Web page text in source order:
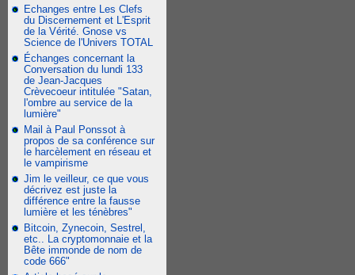
Echanges entre Les Clefs
du Discernement et L'Esprit
de la Vérité. Gnose vs
Science de l'Univers TOTAL
Échanges concernant la
Conversation du lundi 133
de Jean-Jacques
Crèvecoeur intitulée "Satan,
l'ombre au service de la
lumière"
Mail à Paul Ponssot à
propos de sa conférence sur
le harcèlement en réseau et
le vampirisme
Jim le veilleur, ce que vous
décrivez est juste la
différence entre la fausse
lumière et les ténèbres"
Bitcoin, Zynecoin, Sestrel,
etc.. La cryptomonnaie et la
Bête immonde de nom de
code 666"